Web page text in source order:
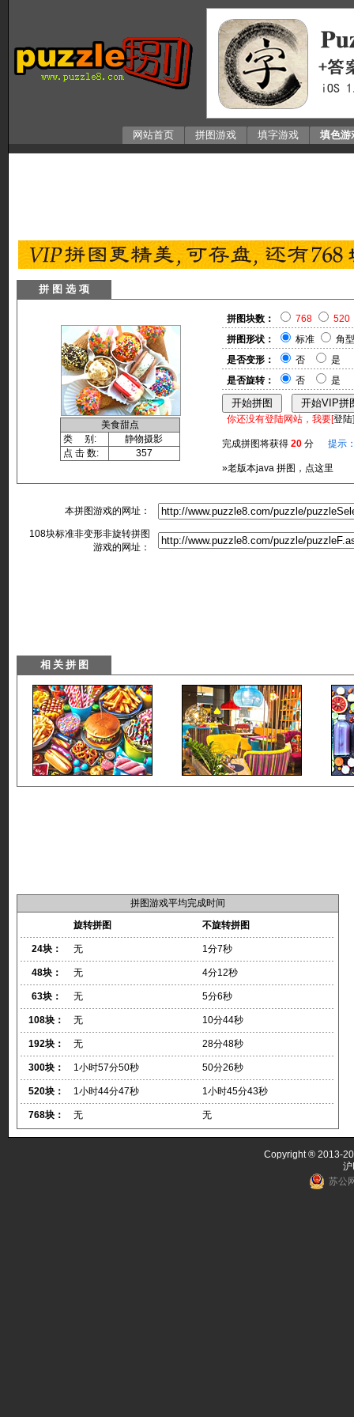
网站首页 拼图游戏 填字游戏 填色游
拼 图 选 项
美食甜点
类 别:
静物摄影
点 击 数:
357
拼图块数： 768
520
拼图形状：
标准
角型
是否变形：
否
是
是否旋转：
否 是
你还没有登陆网站，我要[登陆
完成拼图将获得 20 分 提示
»老版本java 拼图，点这里
本拼图游戏的网址：
108块标准非变形非旋转拼图
游戏的网址：
拼图游戏平均完成时间
旋转拼图
不旋转拼图
24块： 无 1分7秒
48块： 无 4分12秒
63块： 无 5分6秒
108块： 无 10分44秒
192块： 无 28分48秒
300块： 1小时57分50秒 50分26秒
520块： 1小时44分47秒 1小时45分43秒
768块： 无 无
Copyright ® 2013-
苏公